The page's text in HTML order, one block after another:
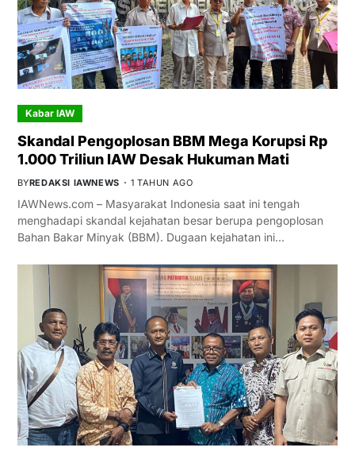
Kabar IAW
Skandal Pengoplosan BBM Mega Korupsi Rp
1.000 Triliun IAW Desak Hukuman Mati
BYREDAKSI IAWNEWS 1 TAHUN AGO
IAWNews.com – Masyarakat Indonesia saat ini tengah
menghadapi skandal kejahatan besar berupa pengoplosan
Bahan Bakar Minyak (BBM). Dugaan kejahatan ini…